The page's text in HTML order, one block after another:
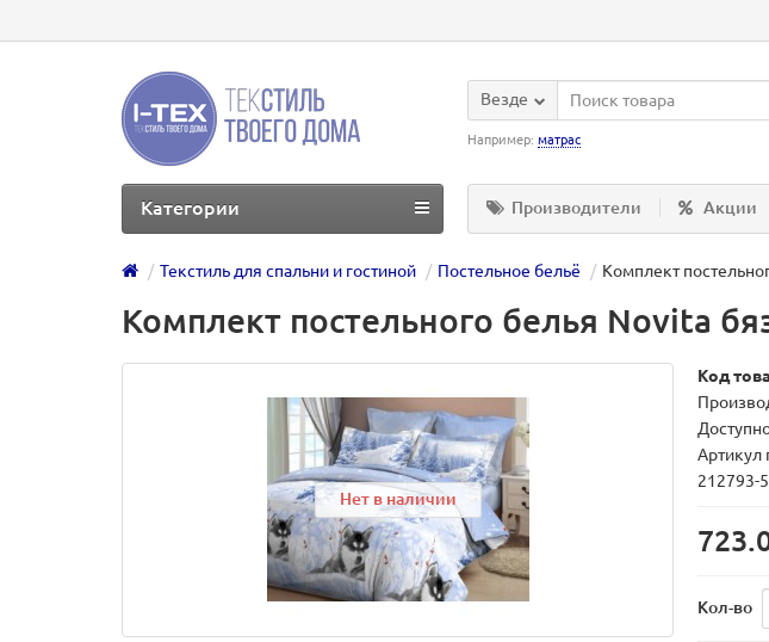
Везде
Например: матрас
Производители Акции
Категории
Текстиль для спальни и гостиной Постельное бельё Комплект
Комплект постельного белья Novita
Нет в наличии
Код
Артикул
212793-
Кол-во